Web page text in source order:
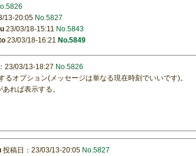
13-20:05 No.5827
23/03/18-15:11 No.5843
23/03/18-16:21 No.5849
23/03/13-18:27 No.5826
オプション(メッセージは単なる現在時刻でいいです)。
れば表示する。
投稿日：23/03/13-20:05 No.5827